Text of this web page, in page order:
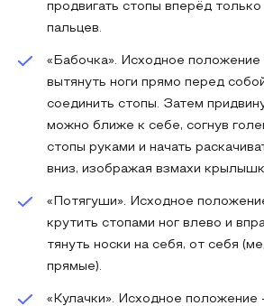
продвигать стопы вперёд
пальцев.
«Бабочка». Исходное положение
вытянуть ноги прямо перед
соединить стопы. Затем
можно ближе к себе, согнув
стопы руками и начать
вниз, изображая взмахи
«Потягуши». Исходное
крутить стопами ног влево и
тянуть носки на себя, от себя
прямые).
«Кулачки». Исходное положение